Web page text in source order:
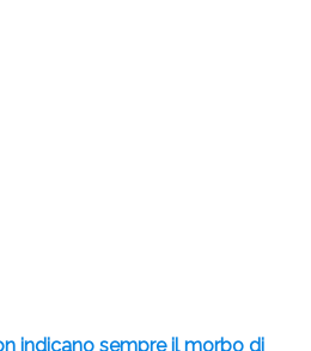
indicano sempre il morbo di